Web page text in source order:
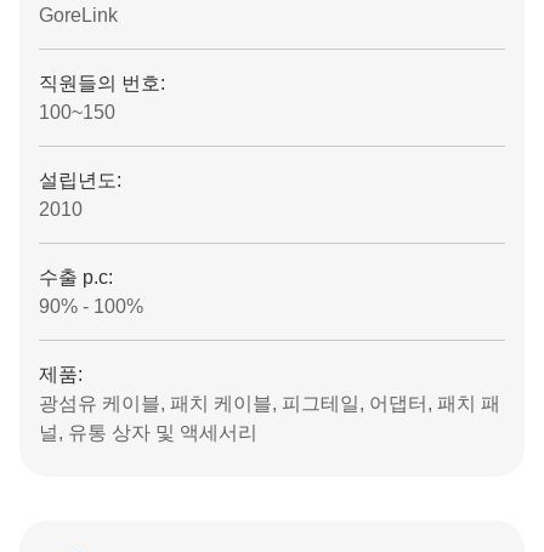
GoreLink
직원들의 번호:
100~150
설립년도:
2010
수출 p.c:
90% - 100%
제품:
광섬유 케이블, 패치 케이블, 피그테일, 어댑터, 패치 패
널, 유통 상자 및 액세서리